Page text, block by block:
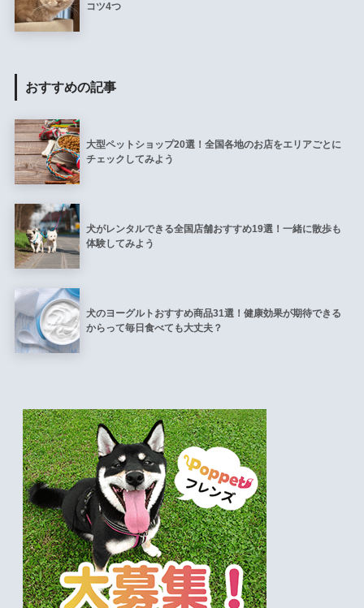
コツ4つ
おすすめの記事
大型ペットショップ20選！全国各地のお店をエリアごとに
チェックしてみよう
犬がレンタルできる全国店舗おすすめ19選！一緒に散歩も
体験してみよう
犬のヨーグルトおすすめ商品31選！健康効果が期待できる
からって毎日食べても大丈夫？